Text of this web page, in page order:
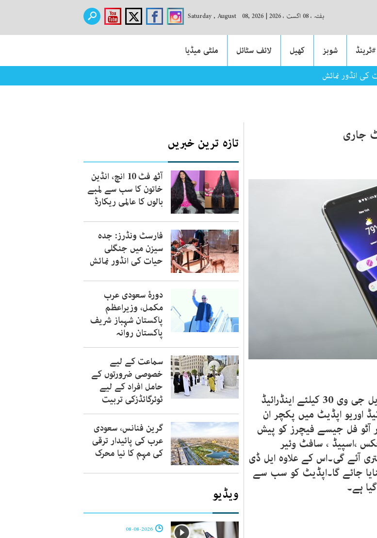
ہفتہ ، 08 اگست ، 2026 |
Saturday , August 08, 2026
#ٹرینڈ شوبز کھیل لائف سٹائل
ملٹی میڈیا
انڈور نمائش
ایل جی کمپنی نے اپنے فلیگ شپ اسمارٹ فون ایل جی وی 30 کیلئے اینڈرائیڈ
اوریو اپڈیٹ میں پکچر ان
آٹو فل جیسے فیچرز کو پیش
،اسپیڈ ، سافٹ وئیر
آئے گی۔اس کے علاوہ ایل ڈی
جائے گا۔اپڈیٹ کو سب سے
ہے۔
تازہ ترین خبریں
آٹھ فٹ 10 انچ، انڈین
خاتون کا سب سے لمبے
بالوں کا عالمی ریکارڈ
فارسٹ ونڈرز: جدہ
سیزن میں جنگلی
حیات کی انڈور نمائش
دورۂ سعودی عرب
مکمل، وزیراعظم
پاکستان شہباز شریف
پاکستان روانہ
سماعت کے لیے
خصوصی ضرورتوں کے
حامل افراد کے لیے
ٹوئرگائڈزکی تربیت
گرین فنانس، سعودی
عرب کی پائیدار ترقی
کی مہم کا نیا محرک
ویڈیو